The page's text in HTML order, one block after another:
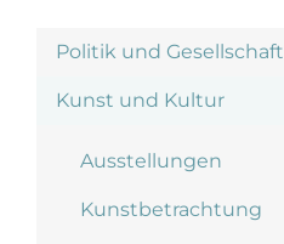
Politik und Gesellschaft
Kunst und Kultur
Ausstellungen
Kunstbetrachtung